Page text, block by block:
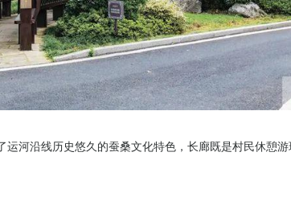
运河沿线历史悠久的蚕桑文化特色，长廊既是村民休憩